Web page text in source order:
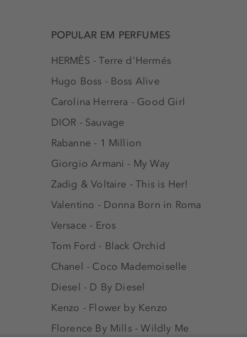
POPULAR EM PERFUMES
HERMÈS - Terre d'Hermés
Hugo Boss - Boss Alive
Carolina Herrera - Good Girl
DIOR - Sauvage
Rabanne - 1 Million
Giorgio Armani - My Way
Zadig & Voltaire - This is Her!
Valentino - Donna Born in Roma
Versace - Eros
Tom Ford - Black Orchid
Chanel - Coco Mademoiselle
Diesel - D By Diesel
Kenzo - Flower by Kenzo
Florence By Mills - Wildly Me